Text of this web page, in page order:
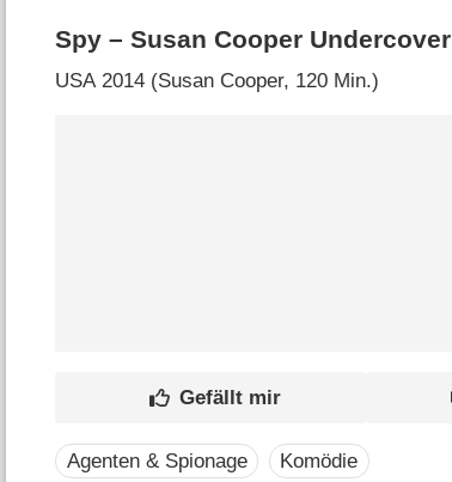
Spy – Susan Cooper Undercover
USA2014 (Susan Cooper‎, 120 Min.)
Agenten & Spionage Komödie